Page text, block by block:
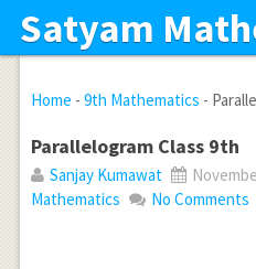
Satyam
Home - 9th Mathematics -
Parallelogram Class 9th
Sanjay Kumawat
Mathematics
No Comments